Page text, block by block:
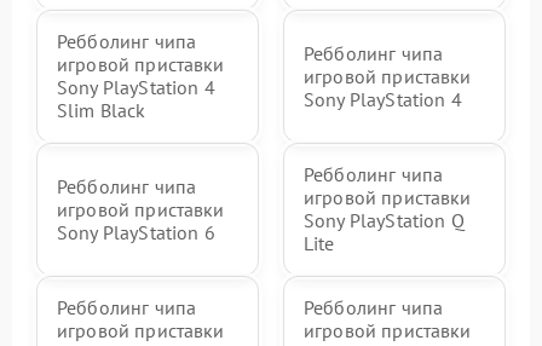
Ребболинг чипа
игровой приставки
Sony PlayStation 4
Slim Black
Ребболинг чипа
игровой приставки
Sony PlayStation 4
Ребболинг чипа
игровой приставки
Sony PlayStation 6
Ребболинг чипа
игровой приставки
Sony PlayStation Q
Lite
Ребболинг чипа
игровой приставки
Ребболинг чипа
игровой приставки